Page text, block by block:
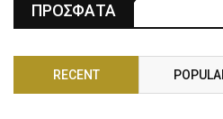
ΠΡΟΣΦΑΤΑ
RECENT